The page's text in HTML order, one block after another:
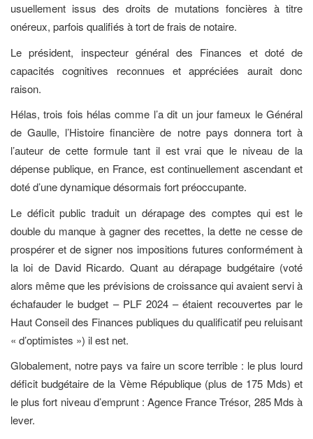
usuellement issus des droits de mutations foncières à titre
onéreux, parfois qualifiés à tort de frais de notaire.
Le président, inspecteur général des Finances et doté de
capacités cognitives reconnues et appréciées aurait donc
raison.
Hélas, trois fois hélas comme l’a dit un jour fameux le Général
de Gaulle, l’Histoire financière de notre pays donnera tort à
l’auteur de cette formule tant il est vrai que le niveau de la
dépense publique, en France, est continuellement ascendant et
doté d’une dynamique désormais fort préoccupante.
Le déficit public traduit un dérapage des comptes qui est le
double du manque à gagner des recettes, la dette ne cesse de
prospérer et de signer nos impositions futures conformément à
la loi de David Ricardo. Quant au dérapage budgétaire (voté
alors même que les prévisions de croissance qui avaient servi à
échafauder le budget – PLF 2024 – étaient recouvertes par le
Haut Conseil des Finances publiques du qualificatif peu reluisant
« d’optimistes ») il est net.
Globalement, notre pays va faire un score terrible : le plus lourd
déficit budgétaire de la Vème République (plus de 175 Mds) et
le plus fort niveau d’emprunt : Agence France Trésor, 285 Mds à
lever.